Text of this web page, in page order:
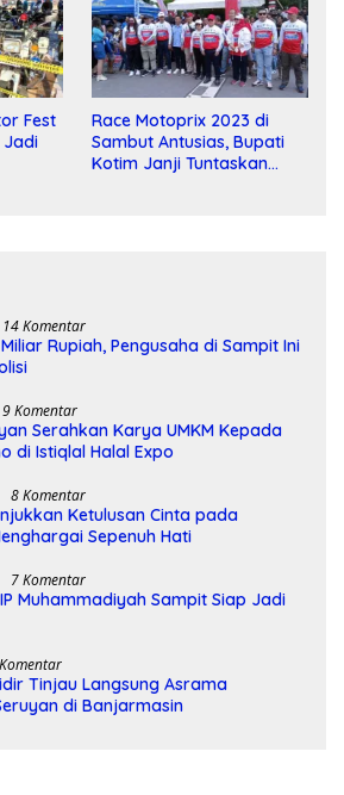
Fest
Jadi
Race Motoprix 2023 di
Sambut Antusias, Bupati
Kotim Janji Tuntaskan
14 Komentar
Rupiah, Pengusaha di Sampit Ini
9 Komentar
Serahkan Karya UMKM Kepada
di Istiqlal Halal Expo
8 Komentar
Ketulusan Cinta pada
Sepenuh Hati
7 Komentar
Muhammadiyah Sampit Siap Jadi
Tinjau Langsung Asrama
di Banjarmasin